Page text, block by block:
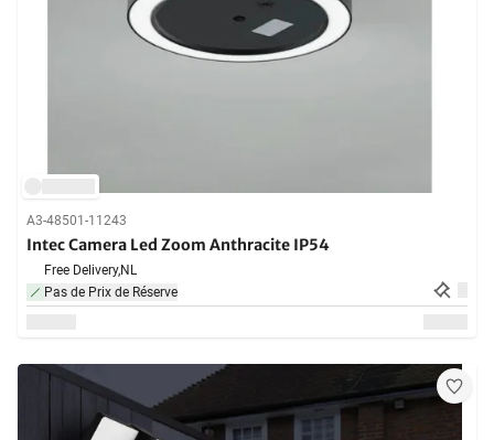
A3-48501-11243
Intec Camera Led Zoom Anthracite IP54
Free Delivery,NL
Pas de Prix de Réserve